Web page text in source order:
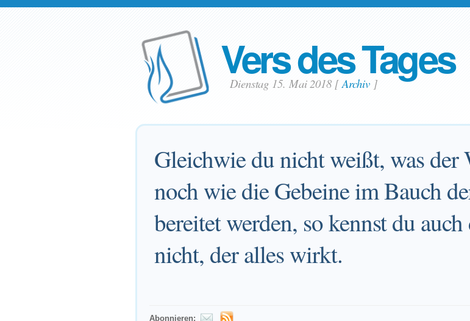
Vers des Tages
Dienstag 15. Mai 2018 [Archiv ]
Gleichwie du nicht weißt, was der
noch wie die Gebeine im Bauch
bereitet werden, so kennst du
nicht, der alles wirkt.
Abonnieren: